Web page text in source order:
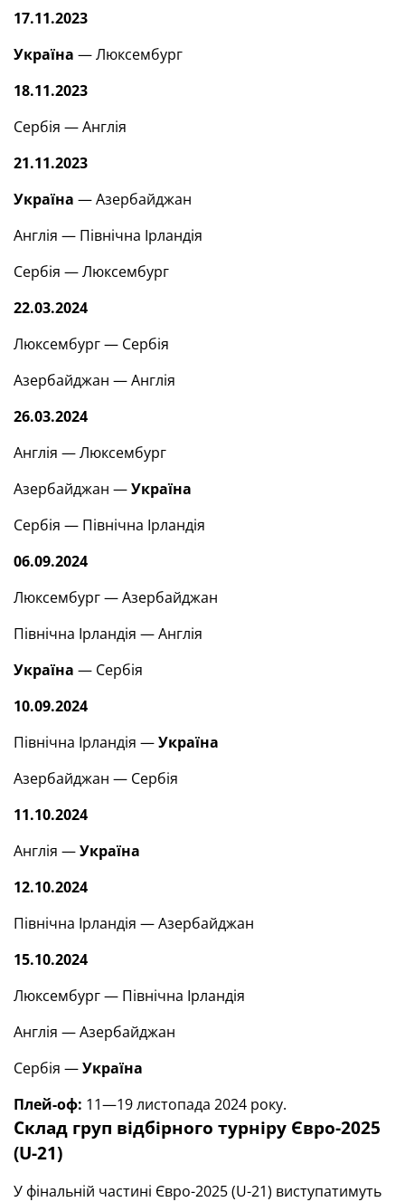
17.11.2023
Україна — Люксембург
18.11.2023
Сербія — Англія
21.11.2023
Україна — Азербайджан
Англія — Північна Ірландія
Сербія — Люксембург
22.03.2024
Люксембург — Сербія
Азербайджан — Англія
26.03.2024
Англія — Люксембург
Азербайджан —Україна
Сербія — Північна Ірландія
06.09.2024
Люксембург — Азербайджан
Північна Ірландія — Англія
Україна — Сербія
10.09.2024
Північна Ірландія —Україна
Азербайджан — Сербія
11.10.2024
Англія —Україна
12.10.2024
Північна Ірландія — Азербайджан
15.10.2024
Люксембург — Північна Ірландія
Англія — Азербайджан
Сербія —Україна
Плей-оф: 11—19 листопада 2024 року.
Склад груп відбірного турніру Євро-2025
(U-21)
У фінальній частині Євро-2025 (U-21) виступатимуть